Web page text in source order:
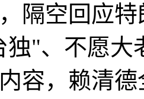
隔空回应
独"、不愿
容，赖清